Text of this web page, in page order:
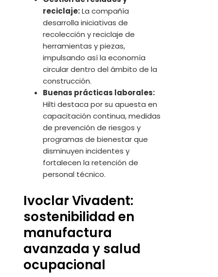
reciclaje:La compañía
desarrolla iniciativas de
recolección y reciclaje de
herramientas y piezas,
impulsando así la economía
circular dentro del ámbito de la
construcción.
Buenas prácticas laborales:
Hilti destaca por su apuesta en
capacitación continua, medidas
de prevención de riesgos y
programas de bienestar que
disminuyen incidentes y
fortalecen la retención de
personal técnico.
Ivoclar Vivadent:
sostenibilidad en
manufactura
avanzada y salud
ocupacional